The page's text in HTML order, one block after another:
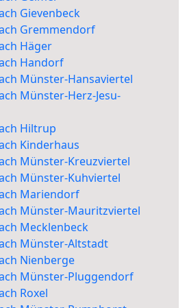
Gievenbeck
Gremmendorf
Häger
Handorf
Münster-Hansaviertel
Münster-Herz-Jesu-
Hiltrup
Kinderhaus
Münster-Kreuzviertel
Münster-Kuhviertel
Mariendorf
Münster-Mauritzviertel
Mecklenbeck
Münster-Altstadt
Nienberge
Münster-Pluggendorf
Roxel